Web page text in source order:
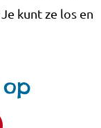
kunt ze los en